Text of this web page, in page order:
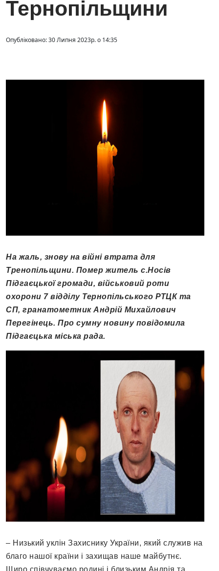
Тернопільщини
Опубліковано: 30 Липня 2023р. о 14:35
На жаль, знову на війні втрата для
Тренопільщини. Помер житель с.Носів
Підгаєцької громади, військовий роти
охорони 7 відділу Тернопільського РТЦК та
СП, гранатометник Андрій Михайлович
Перегінець. Про сумну новину повідомила
Підгаєцька міська рада.
– Низький уклін Захиснику України, який служив на
благо нашої країни і захищав наше майбутнє.